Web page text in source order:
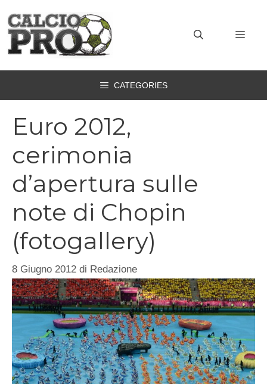
contenuto
CATEGORIES
Euro 2012,
cerimonia
d’apertura sulle
note di Chopin
(fotogallery)
8 Giugno 2012 di Redazione